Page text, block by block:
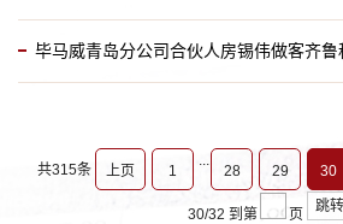
毕马威青岛分公司合伙人房锡伟做客齐鲁
共315条 上页 1 28 29 30
30/32 到第 页
跳转